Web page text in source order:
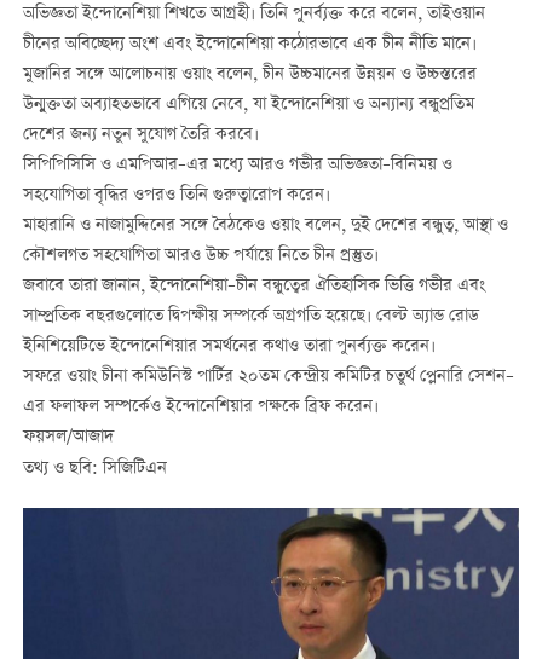
অভিজ্ঞতা ইন্দোনেশিয়া শিখতে আগ্রহী। তিনি পুনর্ব্যক্ত করে বলেন, তাইওয়ান
চীনের অবিচ্ছেদ্য অংশ এবং ইন্দোনেশিয়া কঠোরভাবে এক চীন নীতি মানে।
মুজানির সঙ্গে আলোচনায় ওয়াং বলেন, চীন উচ্চমানের উন্নয়ন ও উচ্চস্তরের
উন্মুক্ততা অব্যাহতভাবে এগিয়ে নেবে, যা ইন্দোনেশিয়া ও অন্যান্য বন্ধুপ্রতিম
দেশের জন্য নতুন সুযোগ তৈরি করবে।
সিপিপিসিসি ও এমপিআর–এর মধ্যে আরও গভীর অভিজ্ঞতা–বিনিময় ও
সহযোগিতা বৃদ্ধির ওপরও তিনি গুরুত্বারোপ করেন।
মাহারানি ও নাজামুদ্দিনের সঙ্গে বৈঠকেও ওয়াং বলেন, দুই দেশের বন্ধুত্ব, আস্থা ও
কৌশলগত সহযোগিতা আরও উচ্চ পর্যায়ে নিতে চীন প্রস্তুত।
জবাবে তারা জানান, ইন্দোনেশিয়া–চীন বন্ধুত্বের ঐতিহাসিক ভিত্তি গভীর এবং
সাম্প্রতিক বছরগুলোতে দ্বিপক্ষীয় সম্পর্কে অগ্রগতি হয়েছে। বেল্ট অ্যান্ড রোড
ইনিশিয়েটিভে ইন্দোনেশিয়ার সমর্থনের কথাও তারা পুনর্ব্যক্ত করেন।
সফরে ওয়াং চীনা কমিউনিস্ট পার্টির ২০তম কেন্দ্রীয় কমিটির চতুর্থ প্লেনারি সেশন–
এর ফলাফল সম্পর্কেও ইন্দোনেশিয়ার পক্ষকে ব্রিফ করেন।
ফয়সল/আজাদ
তথ্য ও ছবি: সিজিটিএন